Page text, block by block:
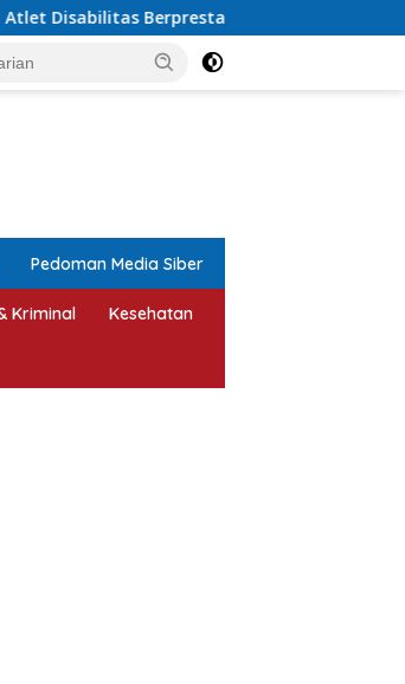
Jepara Bersholawat Jadi
Pedoman Media Siber
Kriminal Kesehatan